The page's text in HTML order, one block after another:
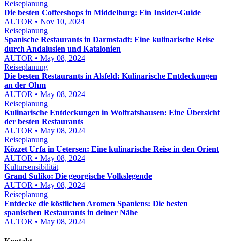
Reiseplanung
Die besten Coffeeshops in Middelburg: Ein Insider-Guide
AUTOR • Nov 10, 2024
Reiseplanung
Spanische Restaurants in Darmstadt: Eine kulinarische Reise
durch Andalusien und Katalonien
AUTOR • May 08, 2024
Reiseplanung
Die besten Restaurants in Alsfeld: Kulinarische Entdeckungen
an der Ohm
AUTOR • May 08, 2024
Reiseplanung
Kulinarische Entdeckungen in Wolfratshausen: Eine Übersicht
der besten Restaurants
AUTOR • May 08, 2024
Reiseplanung
Közzet Urfa in Uetersen: Eine kulinarische Reise in den Orient
AUTOR • May 08, 2024
Kultursensibilität
Grand Suliko: Die georgische Volkslegende
AUTOR • May 08, 2024
Reiseplanung
Entdecke die köstlichen Aromen Spaniens: Die besten
spanischen Restaurants in deiner Nähe
AUTOR • May 08, 2024